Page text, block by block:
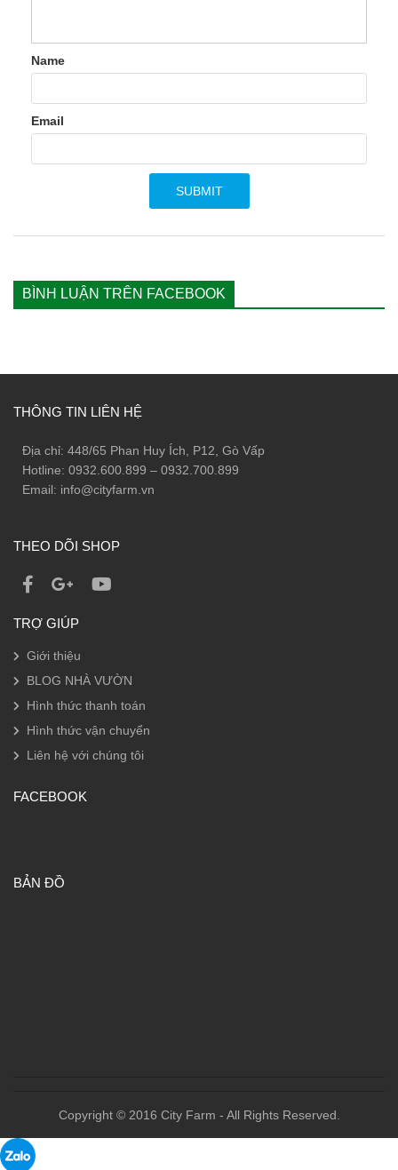
Name
Email
BÌNH LUẬN TRÊN FACEBOOK
THÔNG TIN LIÊN HỆ
Địa chỉ: 448/65 Phan Huy Ích, P12, Gò Vấp
Hotline: 0932.600.899 – 0932.700.899
Email: info@cityfarm.vn
THEO DÕI SHOP
TRỢ GIÚP
Giới thiệu
BLOG NHÀ VƯỜN
Hình thức thanh toán
Hình thức vận chuyển
Liên hệ với chúng tôi
FACEBOOK
BẢN ĐỒ
Copyright © 2016 City Farm - All Rights Reserved.